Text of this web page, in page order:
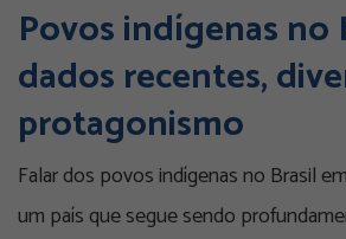
Povos indígenas no
dados recentes,
protagonismo
Falar dos povos indígenas no Brasil
um país que segue sendo